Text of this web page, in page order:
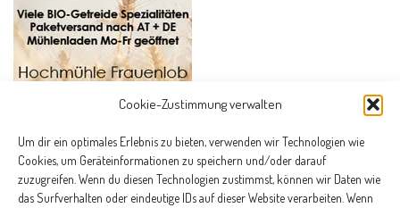
Cookie-Zustimmung verwalten
Um dir ein optimales Erlebnis zu bieten, verwenden wir Technologien wie
Cookies, um Geräteinformationen zu speichern und/oder darauf
zuzugreifen. Wenn du diesen Technologien zustimmst, können wir Daten wie
das Surfverhalten oder eindeutige IDs auf dieser Website verarbeiten. Wenn